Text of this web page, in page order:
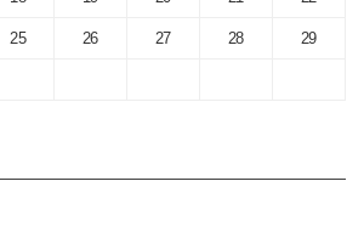
25 26 27 28 29